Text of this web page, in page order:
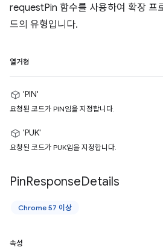
requestPin 함수를 사용하여 확장 프
드의 유형입니다.
열거형
'PIN'
요청된 코드가 PIN임을 지정합니다.
'PUK'
요청된 코드가 PUK임을 지정합니다.
PinResponseDetails
Chrome 57 이상
속성